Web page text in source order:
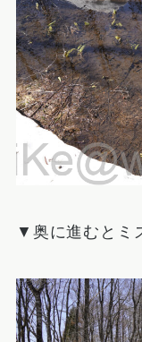
▼奥に進むとミ